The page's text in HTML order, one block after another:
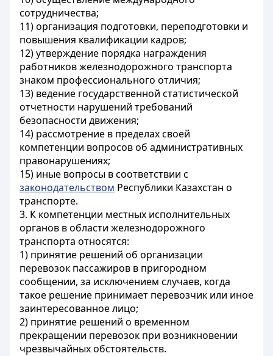
сотрудничества;
11) организация подготовки, переподготовки и
повышения квалификации кадров;
12) утверждение порядка награждения
работников железнодорожного транспорта
знаком профессионального отличия;
13) ведение государственной статистической
отчетности нарушений требований
безопасности движения;
14) рассмотрение в пределах своей
компетенции вопросов об административных
правонарушениях;
15) иные вопросы в соответствии с
законодательством Республики Казахстан о
транспорте.
3. К компетенции местных исполнительных
органов в области железнодорожного
транспорта относятся:
1) принятие решений об организации
перевозок пассажиров в пригородном
сообщении, за исключением случаев, когда
такое решение принимает перевозчик или иное
заинтересованное лицо;
2) принятие решений о временном
прекращении перевозок при возникновении
чрезвычайных обстоятельств.